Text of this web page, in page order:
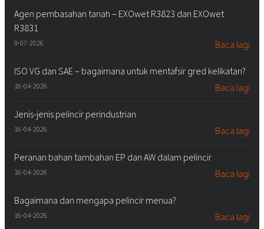
Agen pembasahan tanah – EXOwet R3823 dan EXOwet
R3831
9-07-2026 Baca lagi
ISO VG dan SAE – bagaimana untuk mentafsir gred kelikatan?
16-04-2026 Baca lagi
Jenis-jenis pelincir perindustrian
16-04-2026 Baca lagi
Peranan bahan tambahan EP dan AW dalam pelincir
16-04-2026 Baca lagi
Bagaimana dan mengapa pelincir menua?
16-04-2026 Baca lagi